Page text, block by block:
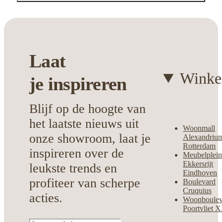
Stijlvolle presentatievoor je televisie
organisatie
Duurzame afwerking voor dagelijks
gebruiksgemak.
Kies voor dit veelzijdige meubel en creëer
een harmonieuze blikvanger in jouw
woning.
Laat
je inspireren
Blijf op de hoogte van
het laatste nieuws uit
onze showroom, laat je
inspireren over de
leukste trends en
profiteer van scherpe
acties.
Woonmall
Rotterdam
Meubelplein
Ekkersrijt
Eindhoven
Boulevard
Cruquius
Poortvliet